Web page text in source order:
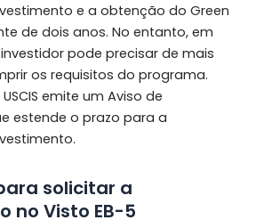
e a obtenção do Green
de dois anos. No entanto, em
pode precisar de mais
os requisitos do programa.
emite um Aviso de
estende o prazo para a
solicitar a
no Visto EB-5